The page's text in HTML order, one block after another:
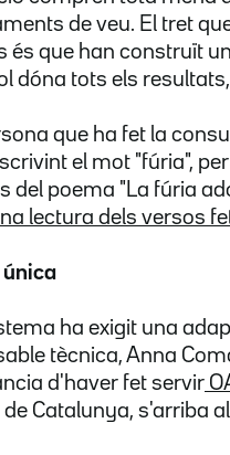
de veu. El tret
és que han construït
dóna tots els
que ha fet la
el mot "fúria",
del poema "La fúria
lectura dels versos
única
ha exigit una
tècnica, Anna
d'haver fet servir
de Catalunya, s'arriba